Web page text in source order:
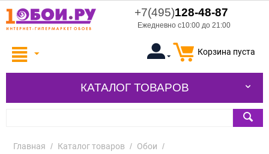
+7(495)128-48-87
Ежедневно с10:00 до 21:00
Корзина пуста
КАТАЛОГ ТОВАРОВ
Главная / Каталог товаров / Обои /